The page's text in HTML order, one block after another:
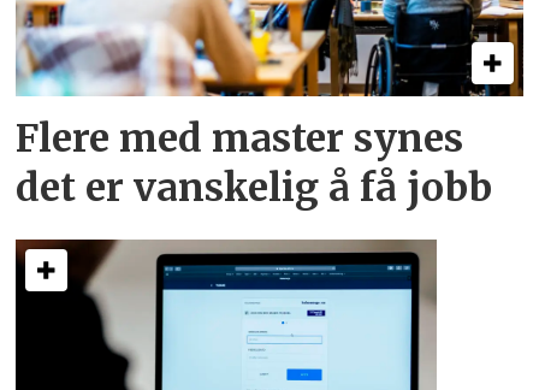
Flere med master synes
det er vanskelig å få jobb